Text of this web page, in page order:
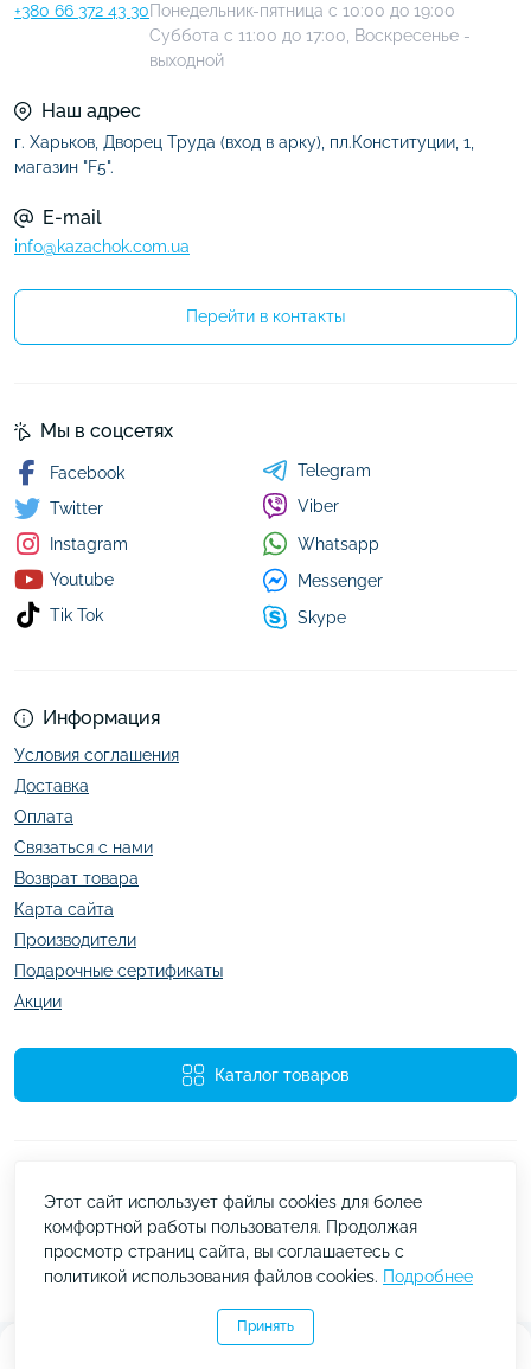
0
+380 66 372 43 30Понедельник-пятница с 10:00 до 19:00
Суббота с 11:00 до 17:00, Воскресенье -
выходной
Наш адрес
г. Харьков, Дворец Труда (вход в арку), пл.Конституции, 1,
магазин "F5".
E-mail
info@kazachok.com.ua
Перейти в контакты
Информация
Условия соглашения
Доставка
Оплата
Связаться с нами
Возврат товара
Карта сайта
Производители
Подарочные сертификаты
Акции
Каталог товаров
Мы в соцсетях
Facebook
Twitter
Instagram
Youtube
Tik Tok
Telegram
Viber
Whatsapp
Messenger
Skype
Работает наocStore
kazachok.com.ua © 2026
Этот сайт использует файлы cookies для более
комфортной работы пользователя. Продолжая
просмотр страниц сайта, вы соглашаетесь с
политикой использования файлов cookies. Подробнее
Принять